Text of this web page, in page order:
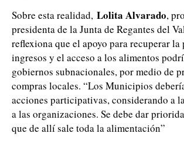
Sobre esta realidad, Lolita Alvarado,
presidenta de la Junta de Regantes del
reflexiona que el apoyo para recuperar la
ingresos y el acceso a los alimentos
gobiernos subnacionales, por medio de
compras locales. “Los Municipios
acciones participativas, considerando a
a las organizaciones. Se debe dar
que de allí sale toda la alimentación”